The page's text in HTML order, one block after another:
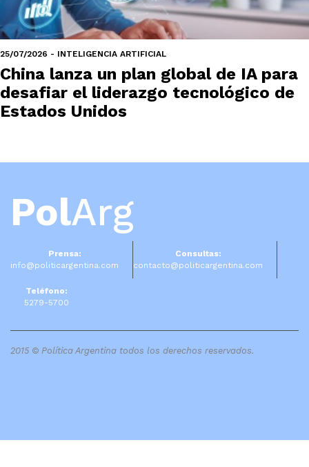
25/07/2026 - INTELIGENCIA ARTIFICIAL
China lanza un plan global de IA para
desafiar el liderazgo tecnológico de
Estados Unidos
PolArg
Prensa:
info@politicargentina.com
Consultas:
contacto@politicargentina.com
Teléfono:
5279-5700
2015 © Política Argentina todos los derechos reservados.